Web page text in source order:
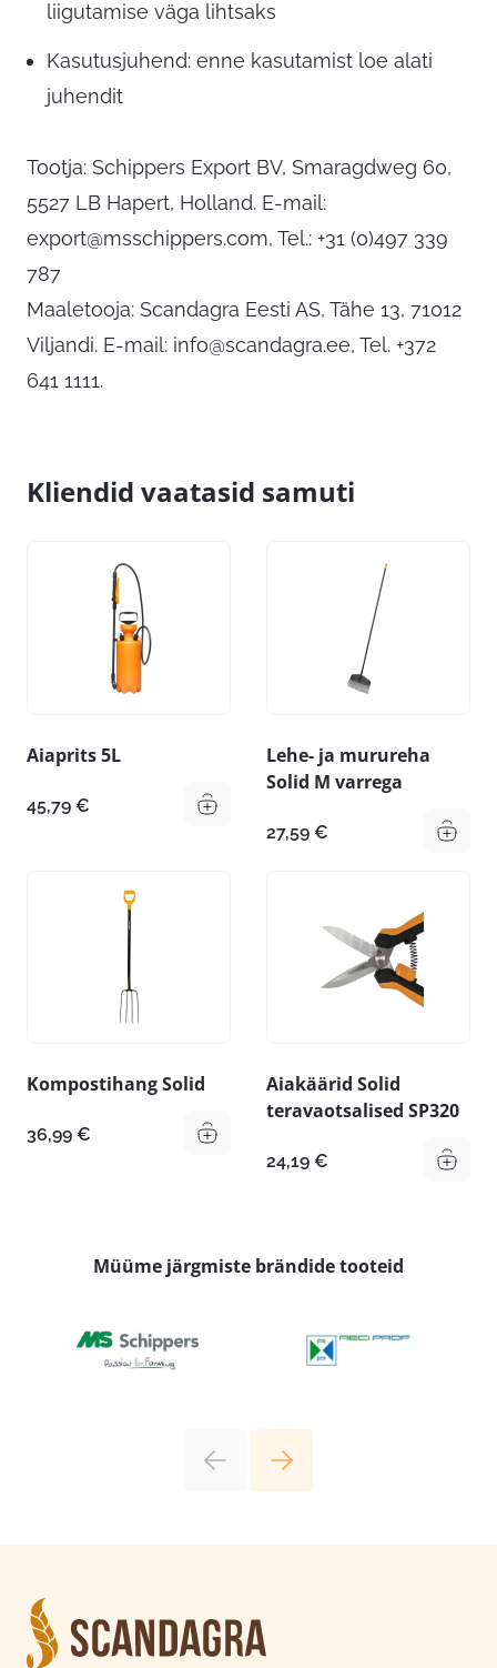
liigutamise väga lihtsaks
Kasutusjuhend: enne kasutamist loe alati
juhendit
Tootja: Schippers Export BV, Smaragdweg 60,
5527 LB Hapert, Holland. E-mail:
export@msschippers.com, Tel.: +31 (0)497 339
787
Maaletooja: Scandagra Eesti AS, Tähe 13, 71012
Viljandi. E-mail: info@scandagra.ee, Tel. +372
641 1111.
Kliendid vaatasid samuti
Aiaprits 5L
45,79 €
Lehe- ja murureha
Solid M varrega
27,59 €
Kompostihang Solid
36,99 €
Aiakäärid Solid
teravaotsalised SP320
24,19 €
Müüme järgmiste brändide tooteid